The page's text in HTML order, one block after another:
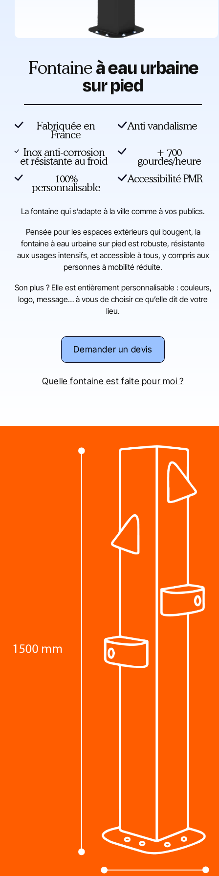
Fontaine à eau urbaine
sur pied
Fabriquée en
France
Anti vandalisme
Inox anti-corrosion
et résistante au froid
+ 700
gourdes/heure
100%
personnalisable
Accessibilité PMR
La fontaine qui s’adapte à la ville comme à vos publics.
Pensée pourles espaces extérieurs qui bougent, la
fontaine à eau urbaine surpied est robuste, résistante
aux usages intensifs, et accessible à tous, y compris aux
personnes à mobilité réduite.
Son plus ? Elle est entièrement personnalisable: couleurs,
logo, message… à vous de choisirce qu’elle dit de votre
lieu.
Demander un devis
Quelle fontaine est faite pour moi ?